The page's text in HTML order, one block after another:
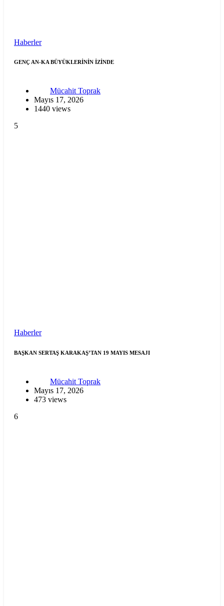
Haberler
GENÇ AN-KA BÜYÜKLERİNİN İZİNDE
Mücahit Toprak
Mayıs 17, 2026
1440 views
5
Haberler
BAŞKAN SERTAŞ KARAKAŞ’TAN 19 MAYIS MESAJI
Mücahit Toprak
Mayıs 17, 2026
473 views
6